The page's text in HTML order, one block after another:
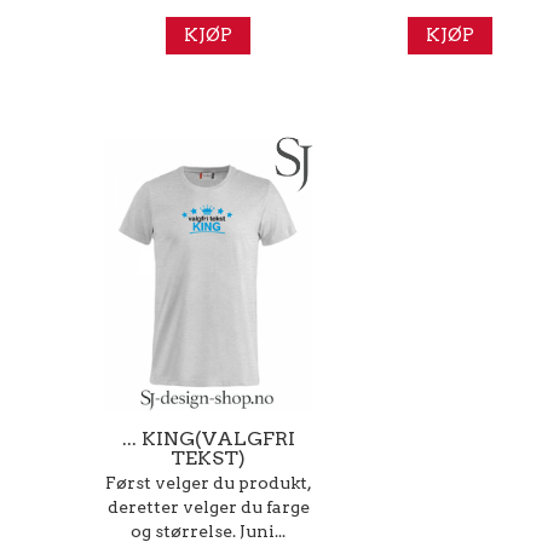
KJØP KJØP
... KING(VALGFRI
TEKST)
Først velger du produkt,
deretter velger du farge
og størrelse. Juni...